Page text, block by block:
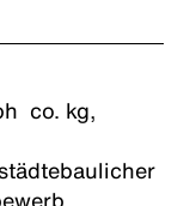
co. kg,